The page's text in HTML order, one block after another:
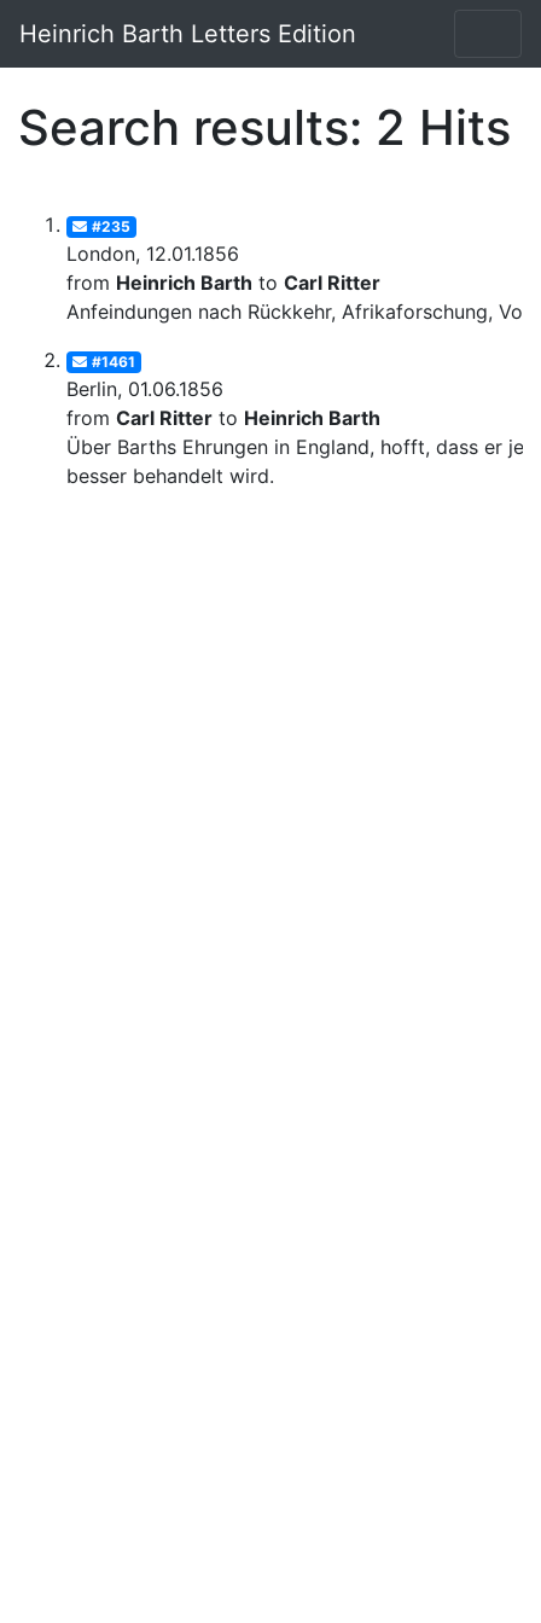
Heinrich Barth Letters Edition
Search results: 2 Hits
#235
London, 12.01.1856
from Heinrich Barth to Carl Ritter
Anfeindungen nach Rückkehr, Afrikaforschung,
#1461
Berlin, 01.06.1856
from Carl Ritter to Heinrich Barth
Über Barths Ehrungen in England, hofft, dass er
besser behandelt wird.